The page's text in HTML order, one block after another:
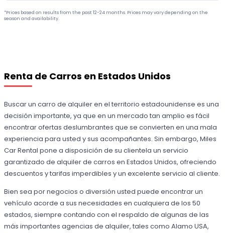
*Prices based on results from the past 12-24 months. Prices may vary depending on the
season and availability.
Renta de Carros en Estados Unidos
Buscar un carro de alquiler en el territorio estadounidense es una
decisión importante, ya que en un mercado tan amplio es fácil
encontrar ofertas deslumbrantes que se convierten en una mala
experiencia para usted y sus acompañantes. Sin embargo, Miles
Car Rental pone a disposición de su clientela un servicio
garantizado de alquiler de carros en Estados Unidos, ofreciendo
descuentos y tarifas imperdibles y un excelente servicio al cliente.
Bien sea por negocios o diversión usted puede encontrar un
vehículo acorde a sus necesidades en cualquiera de los 50
estados, siempre contando con el respaldo de algunas de las
más importantes agencias de alquiler, tales como Alamo USA,